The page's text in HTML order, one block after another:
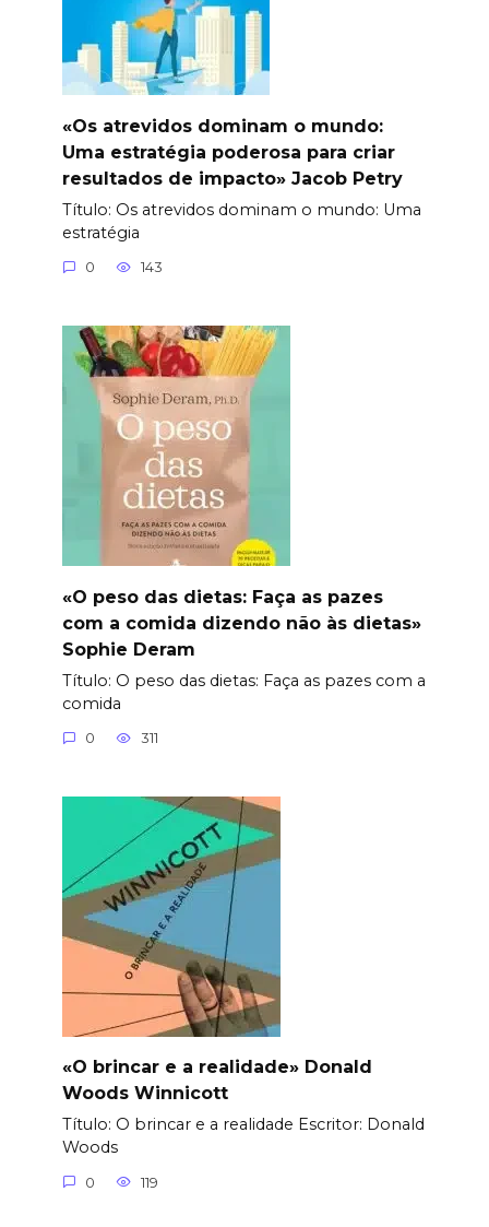
«Os atrevidos dominam o mundo:
Uma estratégia poderosa para criar
resultados de impacto» Jacob Petry
Título: Os atrevidos dominam o mundo: Uma
estratégia
0 143
«O peso das dietas: Faça as pazes
com a comida dizendo não às dietas»
Sophie Deram
Título: O peso das dietas: Faça as pazes com a
comida
0 311
«O brincar e a realidade» Donald
Woods Winnicott
Título: O brincar e a realidade Еscritor: Donald
Woods
0 119